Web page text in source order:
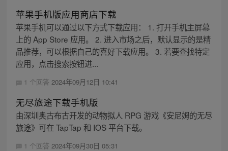
苹果手机版应用商店下载
苹果手机可以通过以下方式下载应用： 1. 打开手机主屏幕
上的 App Store 应用。 2. 进入市场之后，默认显示的是精
品推荐，可以根据自己的喜好下载应用。 3. 若要查找特定
应用，点击搜索按钮进...
1 个回答 2024年09月12日 10:41
无尽旅途下载手机版
由深圳奥古布古开发的动物拟人 RPG 游戏《安尼姆的无尽
旅途》可在 TapTap 和 IOS 平台下载。
1 个回答 2024年09月30日 05:31